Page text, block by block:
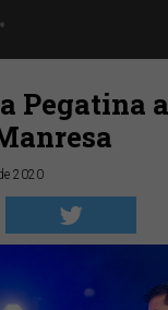
Pegatina
2020